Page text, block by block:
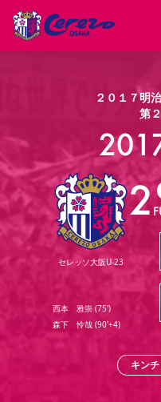
試合日程 / 結果 順位表
チームについて
選手・スタッフ スケジュール
アカデミー
ハナサカプレーヤ
チケット
チケット情報 販売スケジュー
シーズンシート
法人シーズン
特定興行入場券 譲渡サービス
キッズ向け
観戦マナー&ルール
ビジタ
スタジアム
YANMAR HANASAKA
クラブを知る
セレッソ大阪について
シーズン記
パートナー企業募集中 セレ
セレッソアイデアちょうだいな
Lise（ライセンスビジネス）
ファンクラブ
SAKURA SOCIO SAKURA
まいセレチケット
チケ
２０１７明
第
セレッソ大阪U-23
西本 雅崇 (75')
森下 怜哉 (90'+4)
2
キン